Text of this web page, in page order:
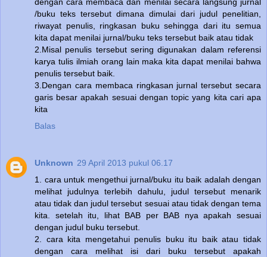
/buku teks tersebut dimana dimulai dari judul penelitian,
riwayat penulis, ringkasan buku sehingga dari itu semua
kita dapat menilai jurnal/buku teks tersebut baik atau tidak
2.Misal penulis tersebut sering digunakan dalam referensi
karya tulis ilmiah orang lain maka kita dapat menilai bahwa
penulis tersebut baik.
3.Dengan cara membaca ringkasan jurnal tersebut secara
garis besar apakah sesuai dengan topic yang kita cari apa
kita
Balas
Unknown 29 April 2013 pukul 06.17
1. cara untuk mengethui jurnal/buku itu baik adalah dengan
melihat judulnya terlebih dahulu, judul tersebut menarik
atau tidak dan judul tersebut sesuai atau tidak dengan tema
kita. setelah itu, lihat BAB per BAB nya apakah sesuai
dengan judul buku tersebut.
2. cara kita mengetahui penulis buku itu baik atau tidak
dengan cara melihat isi dari buku tersebut apakah